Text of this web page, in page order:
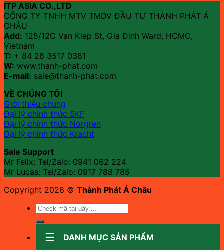
ITP ASIA CO.,LTD
CÔNG TY TNHH MTV TMDV ĐẦU TƯ THÀNH PHÁT Á
CHÂU
Add: 125/12C Van Kiep St, Gia Đinh Ward, HCMC,
Vietnam
T: + 84 28 3517 0381
W: www.thanh-phat.com
E-mail: sale@thanh-phat.com
VỀ CHÚNG TÔI
Giới thiệu chung
Đại lý chính thức SKF
Đại lý chính thức Norgren
Đại lý chính thức Kracht
Sale Support
Mr Felix: Tel/Zalo: 0941 062 224
Mr Lucas: Tel/Zalo: 0917 788 785
Copyright 2026 © Thành Phát Á Châu
Tìm
kiếm:
DANH MỤC SẢN PHẨM